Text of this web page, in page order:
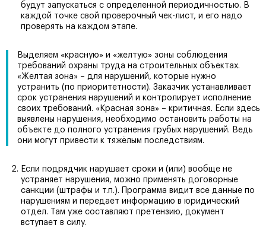
будут запускаться с определенной периодичностью. В
каждой точке свой проверочный чек-лист, и его надо
проверять на каждом этапе.
Выделяем «красную» и «желтую» зоны соблюдения
требований охраны труда на строительных объектах.
«Желтая зона» – для нарушений, которые нужно
устранить (по приоритетности). Заказчик устанавливает
срок устранения нарушений и контролирует исполнение
своих требований. «Красная зона» – критичная. Если здесь
выявлены нарушения, необходимо остановить работы на
объекте до полного устранения грубых нарушений. Ведь
они могут привести к тяжёлым последствиям.
Если подрядчик нарушает сроки и (или) вообще не
устраняет нарушения, можно применять договорные
санкции (штрафы и т.п.). Программа видит все данные по
нарушениям и передает информацию в юридический
отдел. Там уже составляют претензию, документ
вступает в силу.